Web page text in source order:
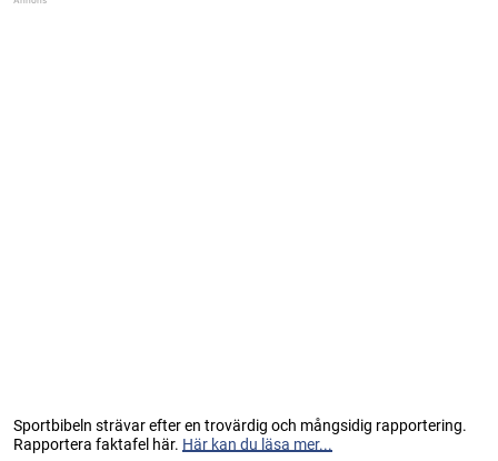
Sportbibeln strävar efter en trovärdig och mångsidig rapportering.
Rapportera faktafel här. Här kan du läsa mer...